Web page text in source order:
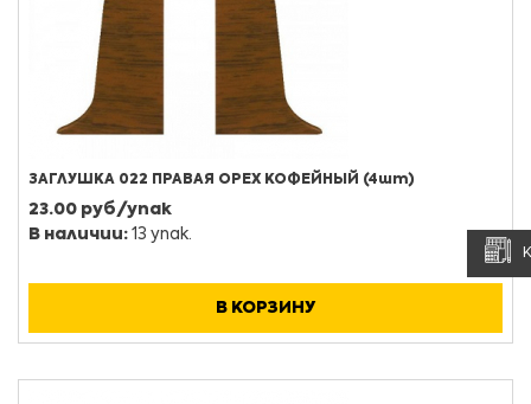
ЗАГЛУШКА 022 ПРАВАЯ ОРЕХ КОФЕЙНЫЙ (4шт)
23.00 руб/упак
В наличии: 13 упак.
В КОРЗИНУ